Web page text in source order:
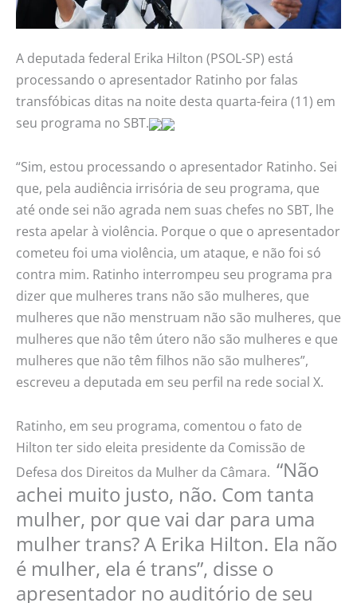
A deputada federal Erika Hilton (PSOL-SP) está
processando o apresentador Ratinho por falas
transfóbicas ditas na noite desta quarta-feira (11) em
seu programa no SBT.
“Sim, estou processando o apresentador Ratinho. Sei
que, pela audiência irrisória de seu programa, que
até onde sei não agrada nem suas chefes no SBT, lhe
resta apelar à violência. Porque o que o apresentador
cometeu foi uma violência, um ataque, e não foi só
contra mim. Ratinho interrompeu seu programa pra
dizer que mulheres trans não são mulheres, que
mulheres que não menstruam não são mulheres, que
mulheres que não têm útero não são mulheres e que
mulheres que não têm filhos não são mulheres”,
escreveu a deputada em seu perfil na rede social X.
Ratinho, em seu programa, comentou o fato de
Hilton ter sido eleita presidente da Comissão de
Defesa dos Direitos da Mulher da Câmara. “Não
achei muito justo, não. Com tanta
mulher, por que vai dar para uma
mulher trans? A Erika Hilton. Ela não
é mulher, ela é trans”, disse o
apresentador no auditório de seu